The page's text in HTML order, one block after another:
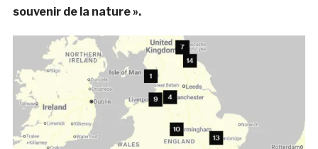
souvenir de la nature ».